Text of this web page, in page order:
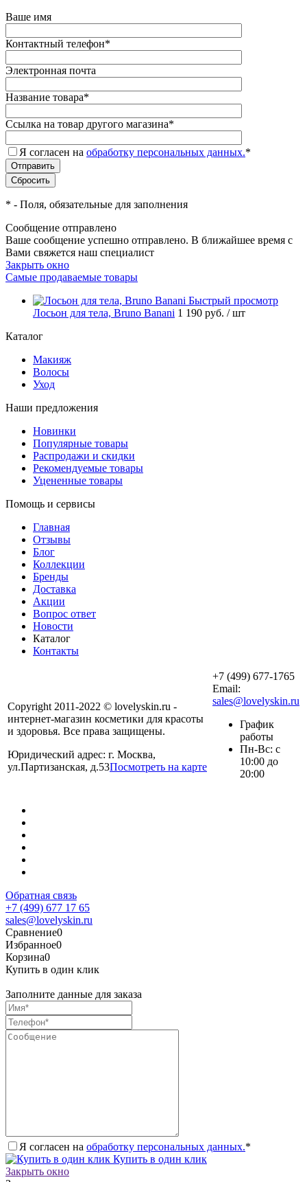
Ваше имя
Контактный телефон*
Электронная почта
Название товара*
Ссылка на товар другого магазина*
Я согласен на обработку персональных данных.*
* - Поля, обязательные для заполнения
Сообщение отправлено
Ваше сообщение успешно отправлено. В ближайшее время с
Вами свяжется наш специалист
Закрыть окно
Самые продаваемые товары
Быстрый просмотр
Лосьон для тела, Bruno Banani 1 190 руб. / шт
Каталог
Макияж
Волосы
Уход
Наши предложения
Новинки
Популярные товары
Распродажи и скидки
Рекомендуемые товары
Уцененные товары
Помощь и сервисы
Главная
Отзывы
Блог
Коллекции
Бренды
Доставка
Акции
Вопрос ответ
Новости
Каталог
Контакты
Copyright 2011-2022 © lovelyskin.ru -
интернет-магазин косметики для красоты
и здоровья. Все права защищены.
Юридический адрес: г. Москва,
ул.Партизанская, д.53Посмотреть на карте
+7 (499) 677-1765
Email:
sales@lovelyskin.ru
График
работы
Пн-Вс: с
10:00 до
20:00
Обратная связь
+7 (499) 677 17 65
sales@lovelyskin.ru
Сравнение0
Избранное0
Корзина0
Купить в один клик
Заполните данные для заказа
Я согласен на обработку персональных данных.*
Купить в один клик
Закрыть окно